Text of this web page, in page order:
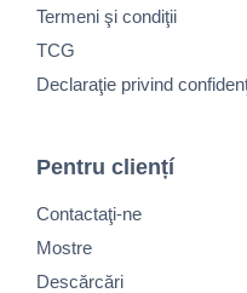
Termeni şi condiţii
TCG
Declaraţie privind
Pentru cliențí
Contactaţi-ne
Mostre
Descărcări